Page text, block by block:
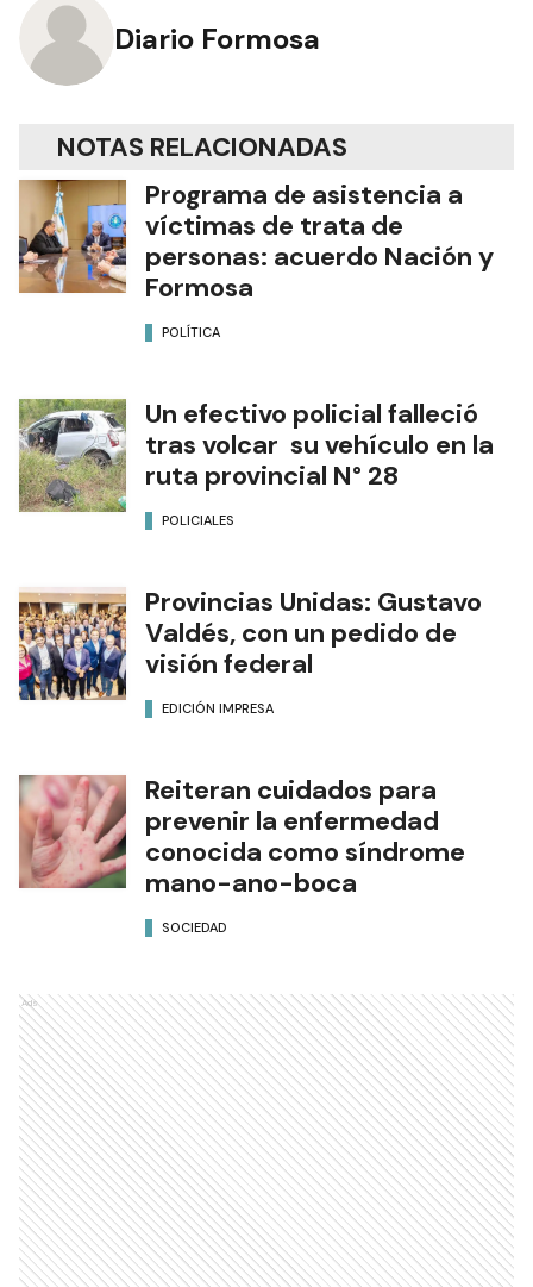
Diario Formosa
NOTAS RELACIONADAS
Programa de asistencia a
víctimas de trata de
personas: acuerdo Nación y
Formosa
POLÍTICA
Un efectivo policial falleció
tras volcar su vehículo en la
ruta provincial N° 28
POLICIALES
Provincias Unidas: Gustavo
Valdés, con un pedido de
visión federal
EDICIÓN IMPRESA
Reiteran cuidados para
prevenir la enfermedad
conocida como síndrome
mano-ano-boca
SOCIEDAD
Ads